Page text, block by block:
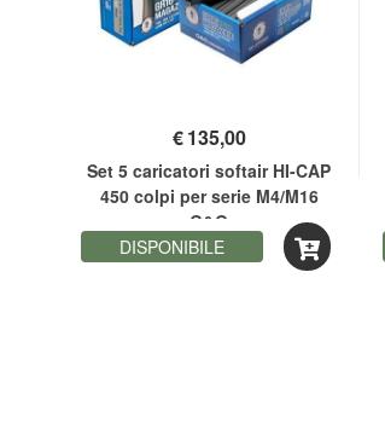
€135,00
Set 5 caricatori softair HI-CAP
450 colpi per serie M4/M16
G&G
DISPONIBILE